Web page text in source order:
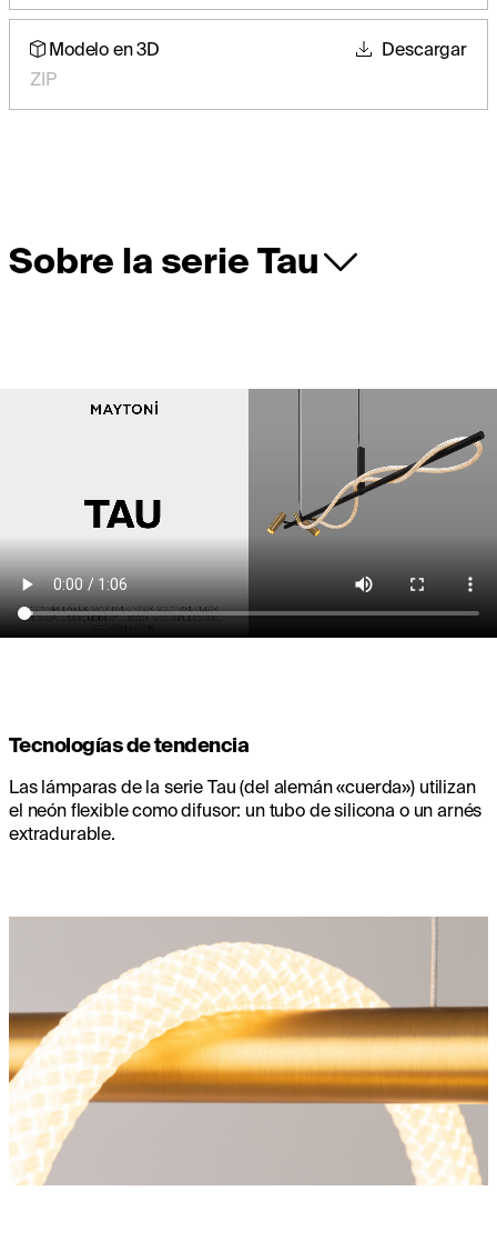
Modelo en 3D
ZIP
Descargar
Sobre la serie Tau
Tecnologías de tendencia
Las lámparas de la serie Tau (del alemán «cuerda») utilizan
el neón flexible como difusor: un tubo de silicona o un arnés
extradurable.